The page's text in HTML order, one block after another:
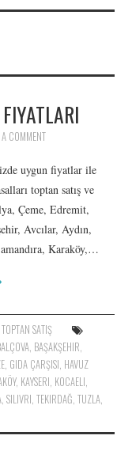
A COMMENT
uygun fiyatlar ile
toptan satış ve
Çeme, Edremit,
Avcılar, Aydın,
Karaköy,…
SATIŞ
BAŞAKŞEHIR
GIDA ÇARŞISI HAVUZ
, KAYSERI KOCAELI
,SILIVRI ,TEKIRDAĞ ,TUZLA